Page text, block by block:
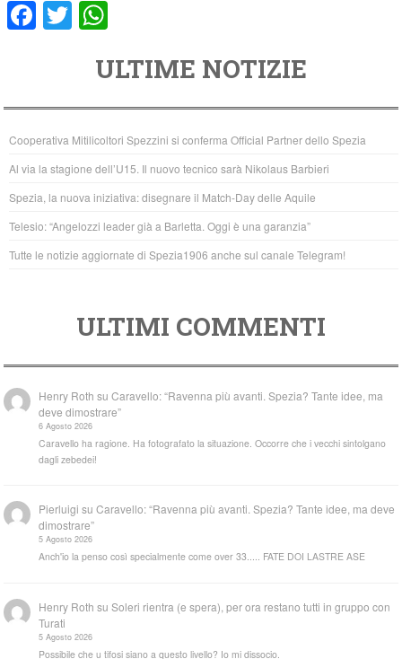
F
e
b
o
o
k
T
er
at
s
A
p
p
ULTIME NOTIZIE
Cooperativa Mitilicoltori Spezzini si conferma Official Partner dello Spezia
Al via la stagione dell’U15. Il nuovo tecnico sarà Nikolaus Barbieri
Spezia, la nuova iniziativa: disegnare il Match-Day delle Aquile
Telesio: “Angelozzi leader già a Barletta. Oggi è una garanzia”
Tutte le notizie aggiornate di Spezia1906 anche sul canale Telegram!
ULTIMI COMMENTI
Henry Roth suCaravello: “Ravenna più avanti. Spezia? Tante idee, ma
deve dimostrare”
6 Agosto 2026
Caravello ha ragione. Ha fotografato la situazione. Occorre che i vecchi sintolgano
dagli zebedei!
Pierluigi suCaravello: “Ravenna più avanti. Spezia? Tante idee, ma deve
dimostrare”
5 Agosto 2026
Anch'io la penso così specialmente come over 33..... FATE DOI LASTRE ASE
Henry Roth suSoleri rientra (e spera), per ora restano tutti in gruppo con
Turati
5 Agosto 2026
Possibile che u tifosi siano a questo livello? Io mi dissocio.